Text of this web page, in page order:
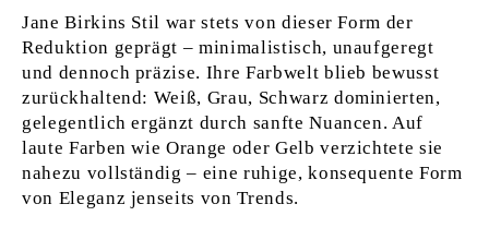
Jane Birkins Stil war stets von dieser Form der
Reduktion geprägt – minimalistisch, unaufgeregt
und dennoch präzise. Ihre Farbwelt blieb bewusst
zurückhaltend: Weiß, Grau, Schwarz dominierten,
gelegentlich ergänzt durch sanfte Nuancen. Auf
laute Farben wie Orange oder Gelb verzichtete sie
nahezu vollständig – eine ruhige, konsequente Form
von Eleganz jenseits von Trends.